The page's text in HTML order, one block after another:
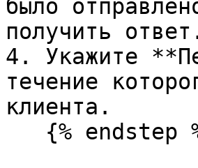
было
получить
4. Укажите
течение
клиента.